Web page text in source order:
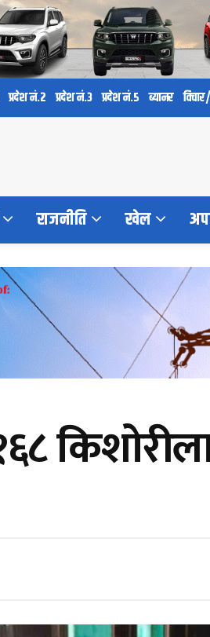
प्रदेश नं.२ प्रदेश नं.३ प्रदेश नं.५ ब्यानर
राजनीति खेल